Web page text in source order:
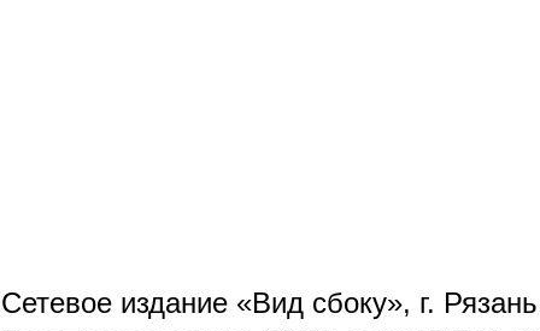
Сетевое издание «Вид сбоку», г.